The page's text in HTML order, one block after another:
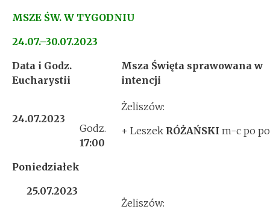
MSZE ŚW. W TYGODNIU
24.07.–30.07.2023
Data i Godz.
Eucharystii
Msza Święta sprawowana w
intencji
24.07.2023
Poniedziałek
Godz.
17:00
Żeliszów:
+ Leszek RÓŻAŃSKI m-c po
25.07.2023
Żeliszów: